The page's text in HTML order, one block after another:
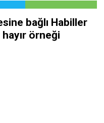
bağlı Habiller
örneği